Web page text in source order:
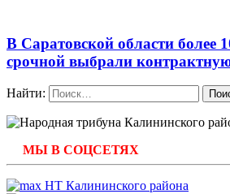
В Саратовской области более
срочной выбрали
Найти:
МЫ В СОЦСЕТЯХ